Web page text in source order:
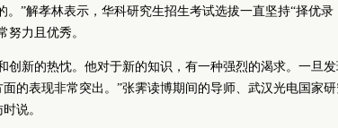
。”解孝林表示，华科研究生招生考试选拔一直坚持“择优录
努力且优秀。
创新的热忱。他对于新的知识，有一种强烈的渴求。一旦
的表现非常突出。”张霁读博期间的导师、武汉光电国家
说。